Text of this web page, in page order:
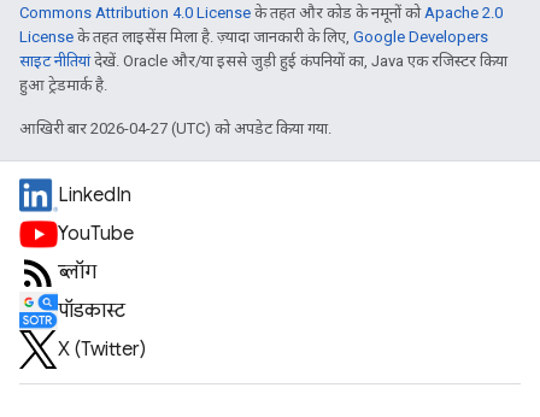
Commons Attribution 4.0 License के तहत और कोड के नमूनों कोApache 2.0
License के तहत लाइसेंस मिला है. ज़्यादा जानकारी के लिए, Google Developers
साइट नीतियांदेखें. Oracle और/या इससे जुड़ी हुई कंपनियों का, Java एक रजिस्टर किया
हुआ ट्रेडमार्क है.
आखिरी बार 2026-04-27 (UTC) को अपडेट किया गया.
LinkedIn
YouTube
ब्लॉग
पॉडकास्ट
X (Twitter)